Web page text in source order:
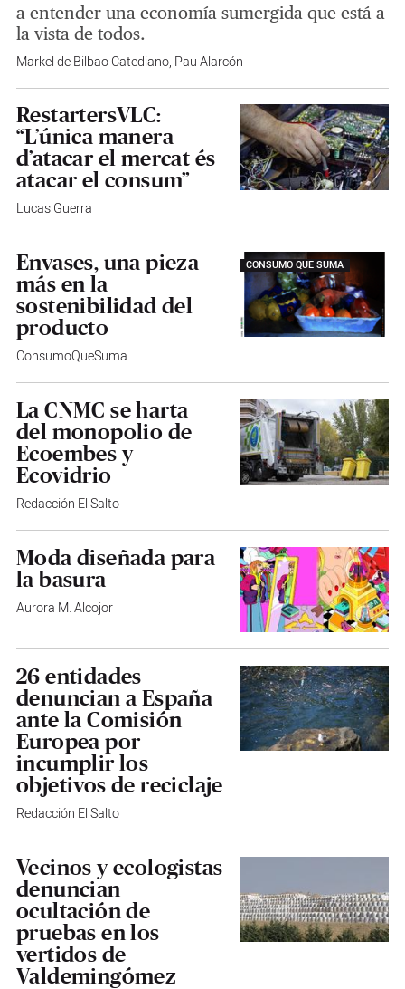
a entender una economía sumergida que está a
la vista de todos.
Markel de Bilbao Catediano, Pau Alarcón
RestartersVLC:
“L’única manera
d’atacar el mercat és
atacar el consum”
Lucas Guerra
CONSUMO QUE SUMA
Envases, una pieza
más en la
sostenibilidad del
producto
ConsumoQueSuma
La CNMC se harta
del monopolio de
Ecoembes y
Ecovidrio
Redacción El Salto
Moda diseñada para
la basura
Aurora M. Alcojor
26 entidades
denuncian a España
ante la Comisión
Europea por
incumplir los
objetivos de reciclaje
Redacción El Salto
Vecinos y ecologistas
denuncian
ocultación de
pruebas en los
vertidos de
Valdemingómez